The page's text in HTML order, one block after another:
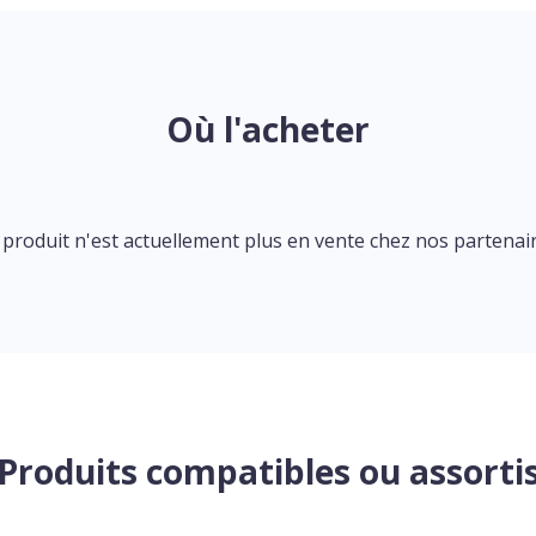
Où l'acheter
produit n'est actuellement plus en vente chez nos
compatibles ou